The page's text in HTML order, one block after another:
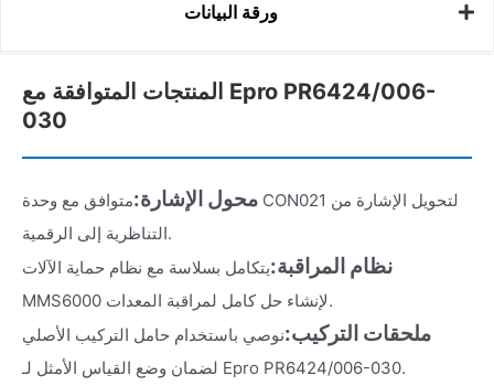
ورقة البيانات
المنتجات المتوافقة مع Epro PR6424/006-
030
محول الإشارة:متوافق مع وحدة CON021 لتحويل الإشارة من
التناظرية إلى الرقمية.
نظام المراقبة:يتكامل بسلاسة مع نظام حماية الآلات
MMS6000 لإنشاء حل كامل لمراقبة المعدات.
ملحقات التركيب:نوصي باستخدام حامل التركيب الأصلي
لضمان وضع القياس الأمثل لـ Epro PR6424/006-030.